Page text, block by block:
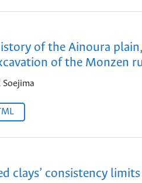
of the Ainoura
of the Monzen
Soejima
clays’ consistency